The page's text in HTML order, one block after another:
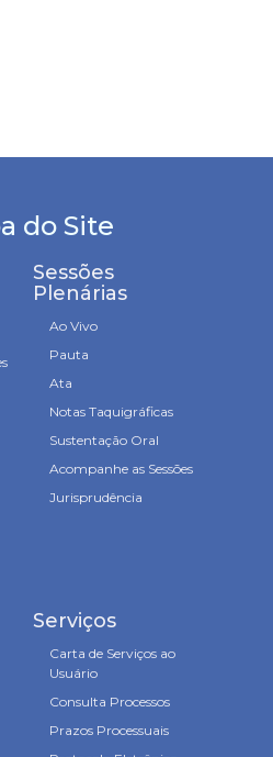
do Site
Sessões
Plenárias
Ao Vivo
Pauta
Ata
Notas Taquigráficas
Sustentação Oral
Acompanhe as Sessões
Jurisprudência
Serviços
Carta de Serviços ao
Usuário
Consulta Processos
Prazos Processuais